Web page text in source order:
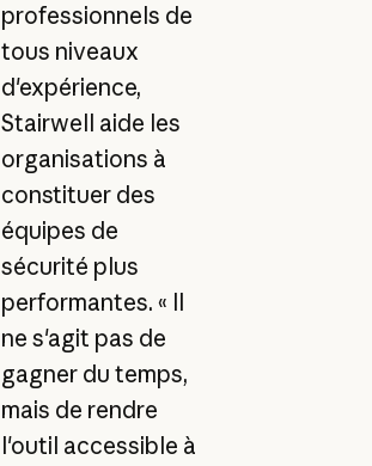
professionnels de
tous niveaux
d'expérience,
Stairwell aide les
organisations à
constituer des
équipes de
sécurité plus
performantes. « Il
ne s'agit pas de
gagner du temps,
mais de rendre
l'outil accessible à